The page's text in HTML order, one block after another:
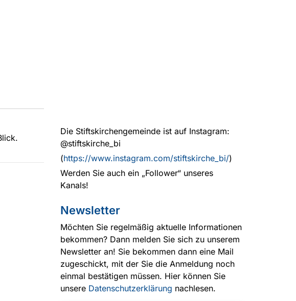
Die Stiftskirchengemeinde ist auf Instagram:
@stiftskirche_bi
(https://www.instagram.com/stiftskirche_bi/)
Werden Sie auch ein „Follower“ unseres
Kanals!
Newsletter
Möchten Sie regelmäßig aktuelle Informationen
bekommen? Dann melden Sie sich zu unserem
Newsletter an! Sie bekommen dann eine Mail
zugeschickt, mit der Sie die Anmeldung noch
einmal bestätigen müssen. Hier können Sie
unsere Datenschutzerklärung nachlesen.